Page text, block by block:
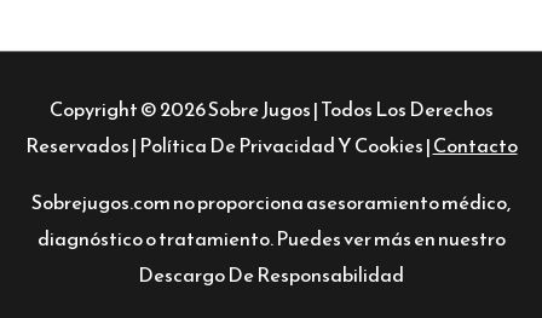
Copyright © 2026Sobre Jugos| Todos Los Derechos
Reservados | Política De Privacidad Y Cookies|Contacto
Sobrejugos.com no proporciona asesoramiento médico,
diagnóstico o tratamiento. Puedes ver más en nuestro
Descargo De Responsabilidad